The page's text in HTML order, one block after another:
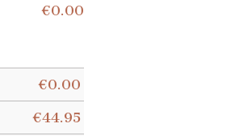
€0.00
€0.00
€44.95